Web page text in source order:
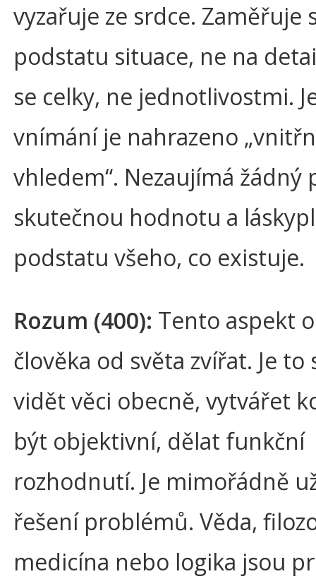
vyzařuje ze srdce. Zaměřuje
podstatu situace, ne na
se celky, ne jednotlivostmi.
vnímání je nahrazeno
vhledem“. Nezaujímá žádný
skutečnou hodnotu a
podstatu všeho, co existuje.
Rozum (400): Tento aspekt
člověka od světa zvířat. Je
vidět věci obecně, vytvářet
být objektivní, dělat funkční
rozhodnutí. Je mimořádně
řešení problémů. Věda,
medicína nebo logika jsou